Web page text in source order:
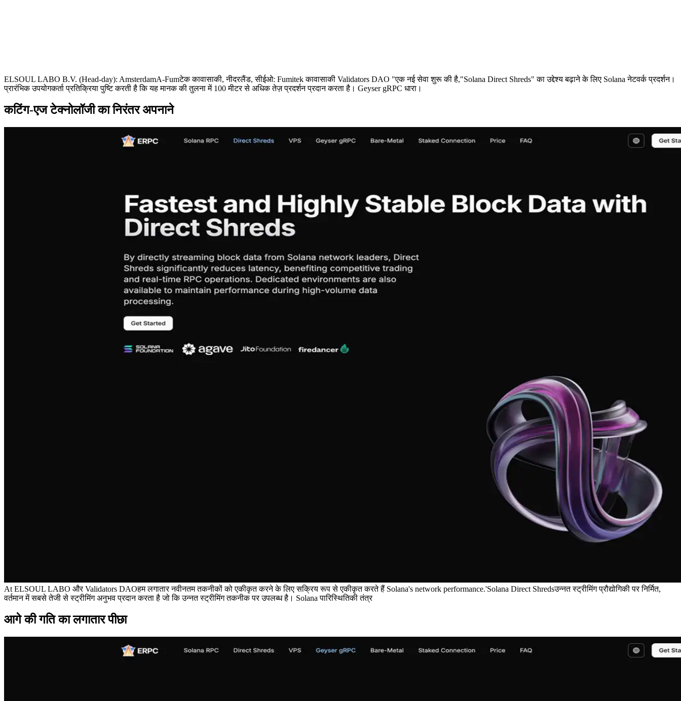
ELSOUL LABO B.V. (Head-day): AmsterdamA-Fumटेक कावासाकी, नीदरलैंड, सीईओ: Fumitek कावासाकी Validators DAO "एक नई सेवा शुरू की है,"Solana Direct Shreds" का उद्देश्य बढ़ाने के लिए Solana नेटवर्क प्रदर्शन।
प्रारंभिक उपयोगकर्ता प्रतिक्रिया पुष्टि करती है कि यह मानक की तुलना में 100 मीटर से अधिक तेज़ प्रदर्शन प्रदान करता है। Geyser gRPC धारा।
कटिंग-एज टेक्नोलॉजी का निरंतर अपनाने
At ELSOUL LABO और Validators DAOहम लगातार नवीनतम तकनीकों को एकीकृत करने के लिए सक्रिय रूप से एकीकृत करते हैं Solana's network performance.'Solana Direct Shredsउन्नत स्ट्रीमिंग प्रौद्योगिकी पर निर्मित,
वर्तमान में सबसे तेजी से स्ट्रीमिंग अनुभव प्रदान करता है जो कि उन्नत स्ट्रीमिंग तकनीक पर उपलब्ध है। Solana पारिस्थितिकी तंत्र
आगे की गति का लगातार पीछा